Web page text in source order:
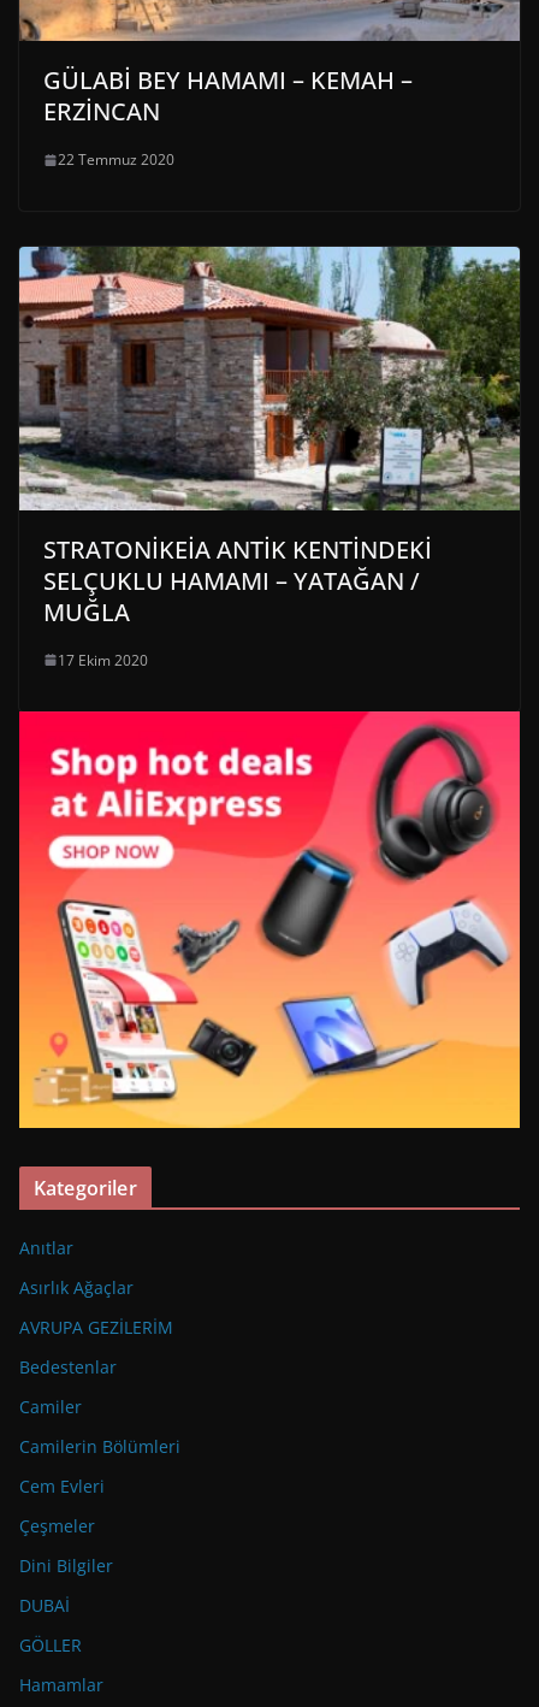
GÜLABİ BEY HAMAMI – KEMAH –
ERZİNCAN
22 Temmuz 2020
STRATONİKEİA ANTİK KENTİNDEKİ
SELÇUKLU HAMAMI – YATAĞAN /
MUĞLA
17 Ekim 2020
Kategoriler
Anıtlar
Asırlık Ağaçlar
AVRUPA GEZİLERİM
Bedestenlar
Camiler
Camilerin Bölümleri
Cem Evleri
Çeşmeler
Dini Bilgiler
DUBAİ
GÖLLER
Hamamlar